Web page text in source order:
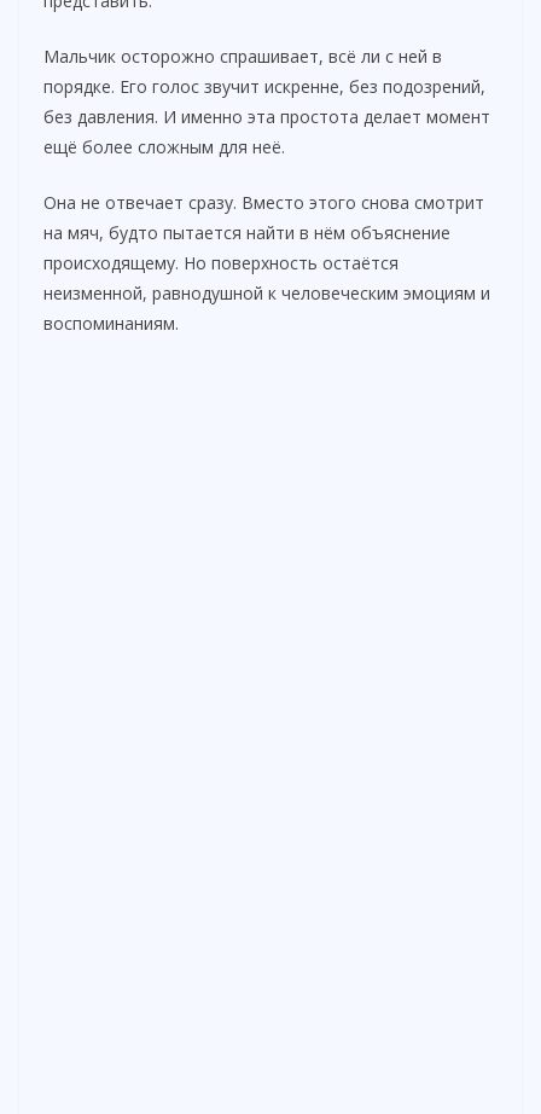
Мальчик осторожно спрашивает, всё ли с ней в
порядке. Его голос звучит искренне, без подозрений,
без давления. И именно эта простота делает момент
ещё более сложным для неё.
Она не отвечает сразу. Вместо этого снова смотрит
на мяч, будто пытается найти в нём объяснение
происходящему. Но поверхность остаётся
неизменной, равнодушной к человеческим эмоциям и
воспоминаниям.